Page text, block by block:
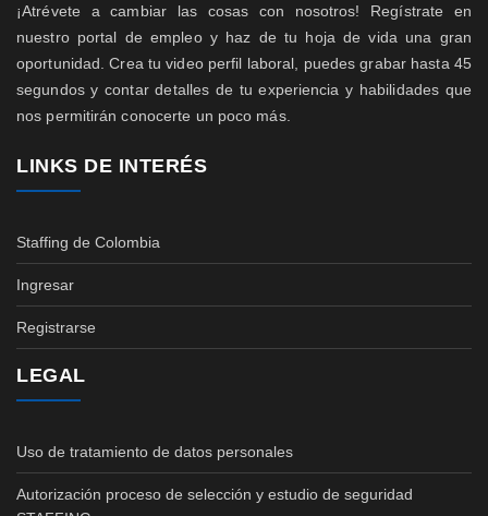
¡Atrévete a cambiar las cosas con nosotros! Regístrate en
nuestro portal de empleo y haz de tu hoja de vida una gran
oportunidad. Crea tu video perfil laboral, puedes grabar hasta 45
segundos y contar detalles de tu experiencia y habilidades que
nos permitirán conocerte un poco más.
LINKS DE INTERÉS
Staffing de Colombia
Ingresar
Registrarse
LEGAL
Uso de tratamiento de datos personales
Autorización proceso de selección y estudio de seguridad